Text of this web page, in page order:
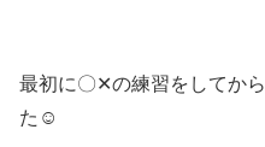
最初に〇✕の練習をしてか
た☺